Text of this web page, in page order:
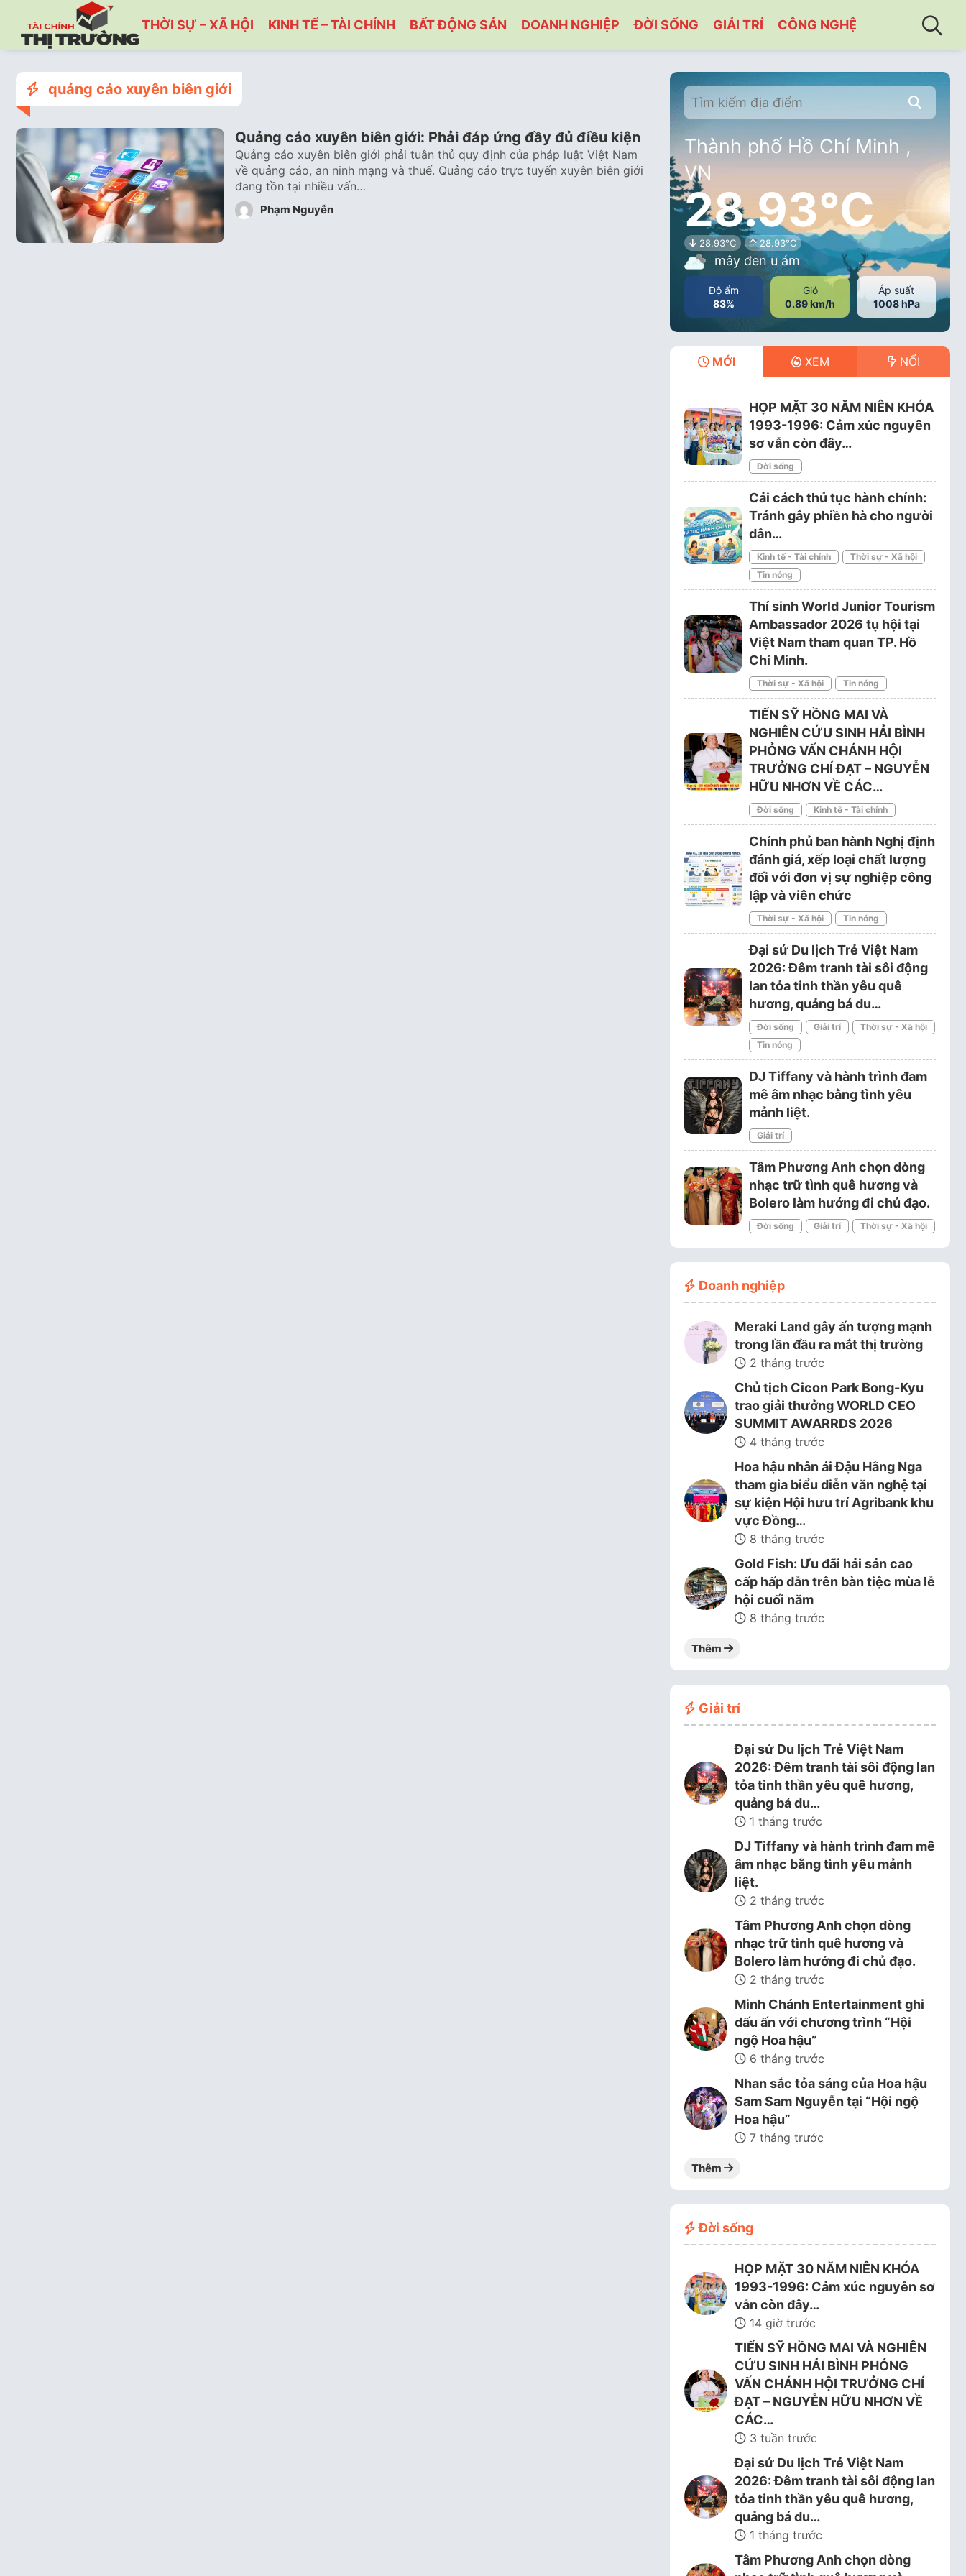
THỜI SỰ – XÃ HỘI KINH TẾ – TÀI CHÍNH BẤT ĐỘNG SẢN DOANH NGHIỆP ĐỜI SỐNG GIẢI TRÍ CÔNG NGHỆ
quảng cáo xuyên biên giới
Quảng cáo xuyên biên giới: Phải đáp ứng đầy đủ điều kiện
Quảng cáo xuyên biên giới phải tuân thủ quy định của pháp luật Việt Nam
về quảng cáo, an ninh mạng và thuế. Quảng cáo trực tuyến xuyên biên giới
đang tồn tại nhiều vấn…
Phạm Nguyễn
Thành phố Hồ Chí Minh ,
VN
28.93°C
28.93°C 28.93°C
mây đen u ám
Độ ẩm
83%
Gió
0.89 km/h
Áp suất
1008 hPa
MỚI XEM NỔI
HỌP MẶT 30 NĂM NIÊN KHÓA
1993-1996: Cảm xúc nguyên
sơ vẫn còn đây…
Đời sống
Cải cách thủ tục hành chính:
Tránh gây phiền hà cho người
dân…
Kinh tế - Tài chính
Thời sự - Xã hội
Tin nóng
Thí sinh World Junior Tourism
Ambassador 2026 tụ hội tại
Việt Nam tham quan TP. Hồ
Chí Minh.
Thời sự - Xã hội Tin nóng
TIẾN SỸ HỒNG MAI VÀ
NGHIÊN CỨU SINH HẢI BÌNH
PHỎNG VẤN CHÁNH HỘI
TRƯỞNG CHÍ ĐẠT – NGUYỄN
HỮU NHƠN VỀ CÁC…
Đời sống Kinh tế - Tài chính
Chính phủ ban hành Nghị định
đánh giá, xếp loại chất lượng
đối với đơn vị sự nghiệp công
lập và viên chức
Thời sự - Xã hội Tin nóng
Đại sứ Du lịch Trẻ Việt Nam
2026: Đêm tranh tài sôi động
lan tỏa tinh thần yêu quê
hương, quảng bá du…
Đời sống Giải trí
Thời sự - Xã hội
Tin nóng
DJ Tiffany và hành trình đam
mê âm nhạc bằng tình yêu
mảnh liệt.
Giải trí
Tâm Phương Anh chọn dòng
nhạc trữ tình quê hương và
Bolero làm hướng đi chủ đạo.
Đời sống Giải trí Thời sự - Xã hội
Doanh nghiệp
Meraki Land gây ấn tượng mạnh
trong lần đầu ra mắt thị trường
2 tháng trước
Chủ tịch Cicon Park Bong-Kyu
trao giải thưởng WORLD CEO
SUMMIT AWARRDS 2026
4 tháng trước
Hoa hậu nhân ái Đậu Hằng Nga
tham gia biểu diễn văn nghệ tại
sự kiện Hội hưu trí Agribank khu
vực Đồng…
8 tháng trước
Gold Fish: Ưu đãi hải sản cao
cấp hấp dẫn trên bàn tiệc mùa lễ
hội cuối năm
8 tháng trước
Thêm
Giải trí
Đại sứ Du lịch Trẻ Việt Nam
2026: Đêm tranh tài sôi động lan
tỏa tinh thần yêu quê hương,
quảng bá du…
1 tháng trước
DJ Tiffany và hành trình đam mê
âm nhạc bằng tình yêu mảnh
liệt.
2 tháng trước
Tâm Phương Anh chọn dòng
nhạc trữ tình quê hương và
Bolero làm hướng đi chủ đạo.
2 tháng trước
Minh Chánh Entertainment ghi
dấu ấn với chương trình “Hội
ngộ Hoa hậu”
6 tháng trước
Nhan sắc tỏa sáng của Hoa hậu
Sam Sam Nguyễn tại “Hội ngộ
Hoa hậu”
7 tháng trước
Thêm
Đời sống
HỌP MẶT 30 NĂM NIÊN KHÓA
1993-1996: Cảm xúc nguyên sơ
vẫn còn đây…
14 giờ trước
TIẾN SỸ HỒNG MAI VÀ NGHIÊN
CỨU SINH HẢI BÌNH PHỎNG
VẤN CHÁNH HỘI TRƯỞNG CHÍ
ĐẠT – NGUYỄN HỮU NHƠN VỀ
CÁC…
3 tuần trước
Đại sứ Du lịch Trẻ Việt Nam
2026: Đêm tranh tài sôi động lan
tỏa tinh thần yêu quê hương,
quảng bá du…
1 tháng trước
Tâm Phương Anh chọn dòng